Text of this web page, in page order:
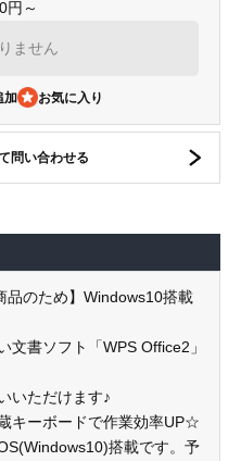
円～
ません
加
問い合わせる
品のため】Windows10搭載
文書ソフト「WPS Office2」
いただけます♪
キーボードで作業効率UP☆
搭載です。予